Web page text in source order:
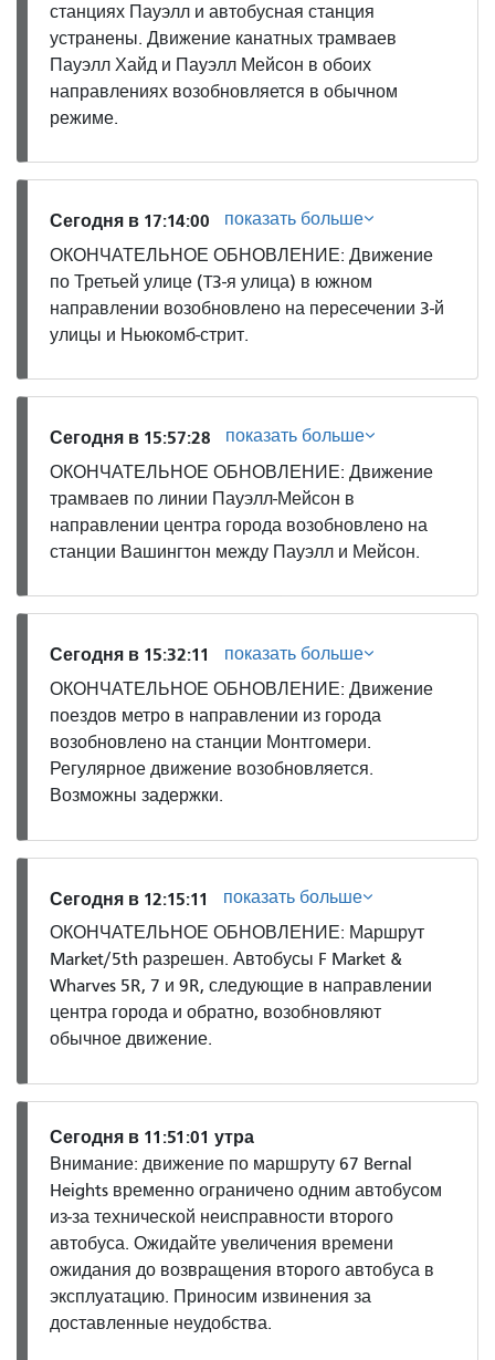
станциях Пауэлл и автобусная станция
устранены. Движение канатных трамваев
Пауэлл Хайд и Пауэлл Мейсон в обоих
направлениях возобновляется в обычном
режиме.
Сегодня в 17:14:00
показать больше
ОКОНЧАТЕЛЬНОЕ ОБНОВЛЕНИЕ: Движение
по Третьей улице (T3-я улица) в южном
направлении возобновлено на пересечении 3-й
улицы и Ньюкомб-стрит.
Сегодня в 15:57:28
показать больше
ОКОНЧАТЕЛЬНОЕ ОБНОВЛЕНИЕ: Движение
трамваев по линии Пауэлл-Мейсон в
направлении центра города возобновлено на
станции Вашингтон между Пауэлл и Мейсон.
Сегодня в 15:32:11
показать больше
ОКОНЧАТЕЛЬНОЕ ОБНОВЛЕНИЕ: Движение
поездов метро в направлении из города
возобновлено на станции Монтгомери.
Регулярное движение возобновляется.
Возможны задержки.
Сегодня в 12:15:11
показать больше
ОКОНЧАТЕЛЬНОЕ ОБНОВЛЕНИЕ: Маршрут
Market/5th разрешен. Автобусы F Market &
Wharves 5R, 7 и 9R, следующие в направлении
центра города и обратно, возобновляют
обычное движение.
Сегодня в 11:51:01 утра
Внимание: движение по маршруту 67 Bernal
Heights временно ограничено одним автобусом
из-за технической неисправности второго
автобуса. Ожидайте увеличения времени
ожидания до возвращения второго автобуса в
эксплуатацию. Приносим извинения за
доставленные неудобства.